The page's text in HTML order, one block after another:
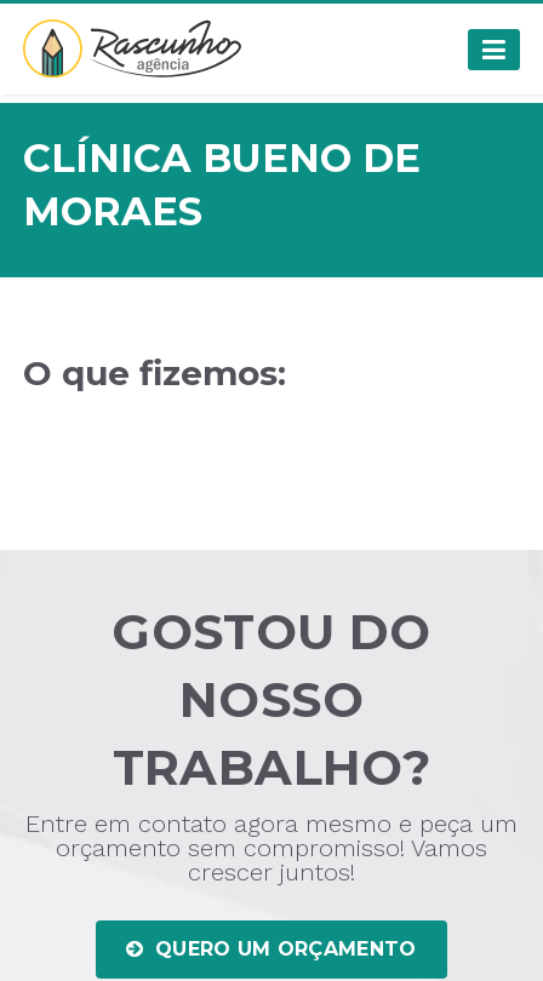
CLÍNICA BUENO DE
MORAES
O que fizemos:
GOSTOU DO
NOSSO
TRABALHO?
Entre em contato agora mesmo e peça um
orçamento sem compromisso! Vamos
crescer juntos!
QUERO UM ORÇAMENTO